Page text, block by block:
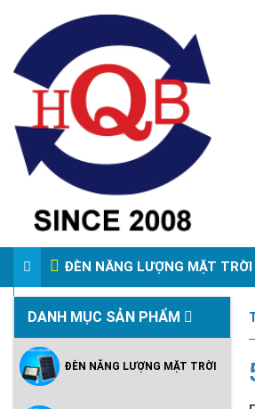
ĐÈN NĂNG LƯỢNG MẶT TRỜI
VIDEO ĐÈN PHA ĐIỆN 220V
DANH MỤC SẢN PHẨM
ĐÈN NĂNG LƯỢNG MẶT TRỜI